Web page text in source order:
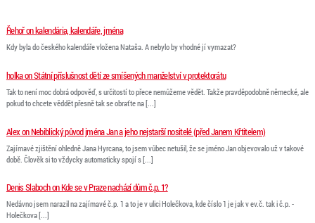
Řehoř on kalendária, kalendáře, jména
Kdy byla do českého kalendáře vložena Nataša. A nebylo by vhodné jí vymazat?
holka on Státní příslušnost dětí ze smíšených manželství v protektorátu
Tak to není moc dobrá odpověď, s určitostí to přece nemůžeme vědět. Takže pravděpodobně německé, ale
pokud to chcete věddět přesně tak se obraťte na [...]
Alex on Nebiblický původ jména Jan a jeho nejstarší nositelé (před Janem Křtitelem)
Zajímavé zjištění ohledně Jana Hyrcana, to jsem vůbec netušil, že se jméno Jan objevovalo už v takové
době. Člověk si to vždycky automaticky spojí s [...]
Denis Slaboch on Kde se v Praze nachází dům č.p. 1?
Nedávno jsem narazil na zajímavé č.p. 1 a to je v ulici Holečkova, kde číslo 1 je jak v ev.č. tak i č.p. -
Holečkova [...]